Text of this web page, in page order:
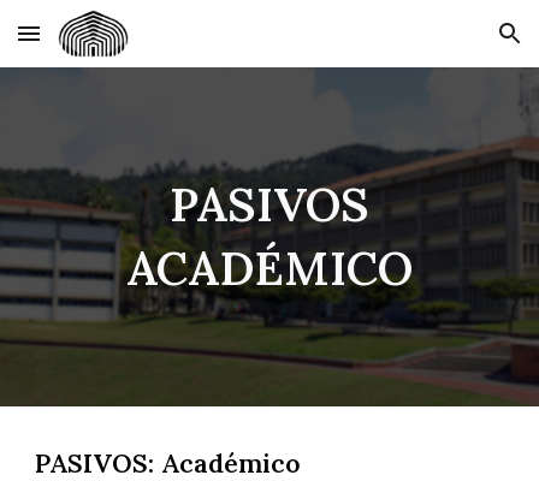
Skip to main content Skip to navigation
PASIVOS
ACADÉMICO
PASIVOS: Académico